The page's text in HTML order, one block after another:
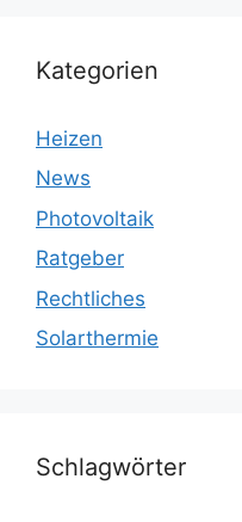
Kategorien
Heizen
News
Photovoltaik
Ratgeber
Rechtliches
Solarthermie
Schlagwörter